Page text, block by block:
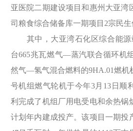
亚医院二期建设项目和惠州大亚湾
司粮食综合储备库一期项目2宗民生
其中，大亚湾石化区综合能源
台665兆瓦燃气—蒸汽联合循环机
然气—氢气混合燃料的9HA.01燃机
号机组燃气轮机于今年3月13日顺
利完成了机组厂用电受电和余热锅
计划年内建成投产。该项目一期投